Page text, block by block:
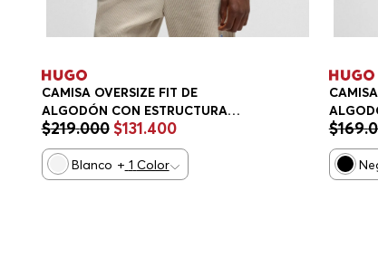
CAMISA OVERSIZE FIT DE
ALGODÓN CON ESTRUCTURA
CAMISA OVERSIZE FIT HOMBRE
$219.000 $131.400
Blanco + 1 Color
FIT
$169.